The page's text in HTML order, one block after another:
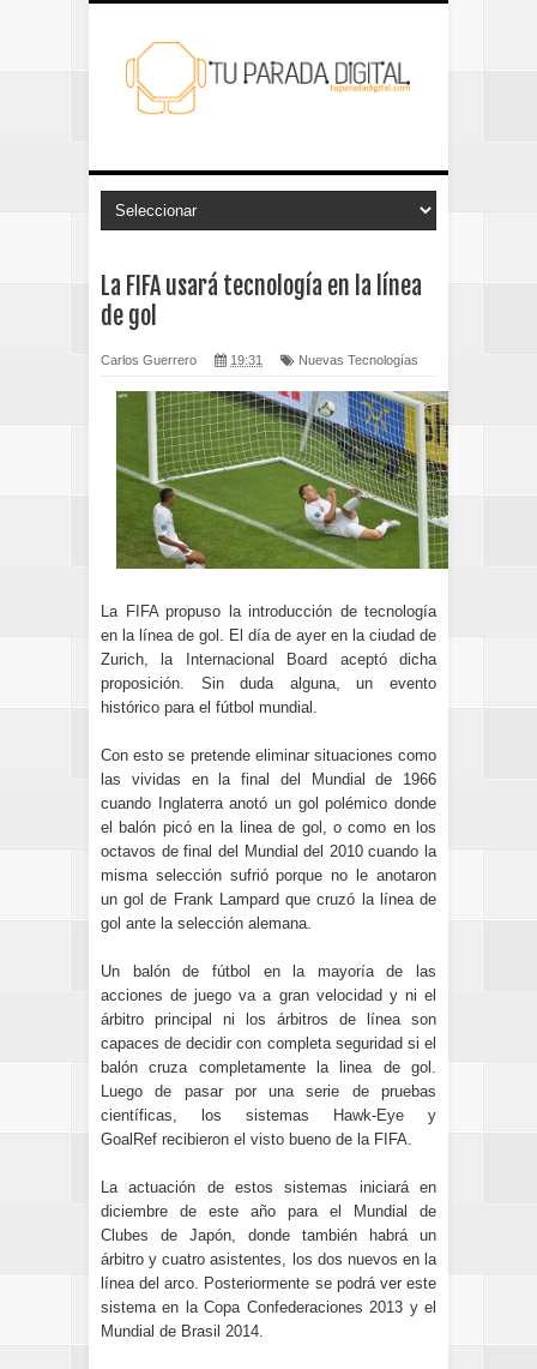
La FIFA usará tecnología en la línea
de gol
Carlos Guerrero 19:31 Nuevas Tecnologías
La FIFApropuso la introducción de tecnología
en la línea de gol. El día de ayer en la ciudad de
Zurich, la
Internacional Board aceptó dicha
proposición. Sin duda alguna, un evento
histórico para el fútbol mundial.
Con esto se pretende eliminar situaciones como
las vividas en la final del Mundial de 1966
cuando Inglaterra anotó un gol polémico donde
el balón picó en la linea de gol, o como en los
octavos de final del Mundial del 2010 cuando la
misma selección sufrió porque no le anotaron
un gol de Frank Lampard que cruzó la línea de
gol ante la selección alemana.
Un balón de fútbol en la mayoría de las
acciones de juego va a gran velocidad y ni el
árbitro principal ni los árbitros de línea son
capaces de decidir con completa seguridad si el
balón cruza completamente la linea de gol.
Luego de pasar por una serie de pruebas
científicas, los sistemas
Hawk-Eye y
GoalRef recibieron el visto bueno de la FIFA.
La actuación de estos sistemas iniciará en
diciembre de este año para el Mundial de
Clubes de Japón, donde también habrá un
árbitro y cuatro asistentes, los dos nuevos en la
línea del arco. Posteriormente se podrá ver este
sistema en la Copa Confederaciones 2013 y el
Mundial de Brasil 2014.